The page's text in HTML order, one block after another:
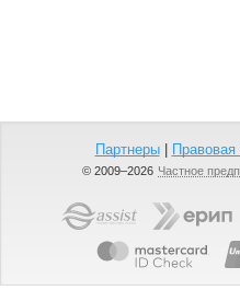
Партнеры|
© 2009–2026 Частное